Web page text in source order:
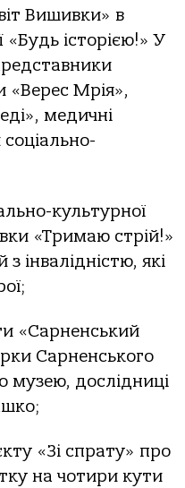
Вишивки» в
«Будь історією!» У
«Верес Мрія»,
медичні
культурної
«Тримаю стрій!»
інвалідністю, які
«Сарненський
Сарненського
музею, дослідниці
«Зі спрату» про
на чотири кути